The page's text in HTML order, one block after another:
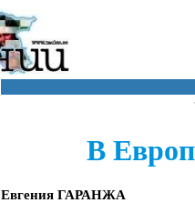
В
Евгения ГАРАНЖА